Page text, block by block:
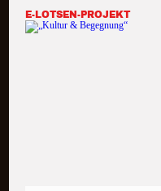
E-LOTSEN-PROJEKT